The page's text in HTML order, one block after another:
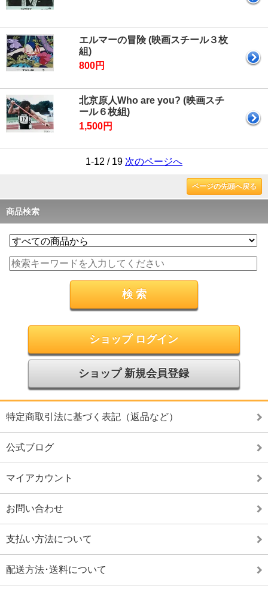
エルマーの冒険 (映画スチール３枚
組)
800円
北京原人Who are you? (映画スチ
ール６枚組)
1,500円
1-12 / 19 次のページへ
ページの先頭へ戻る
商品検索
ショップ ログイン
ショップ 新規会員登録
特定商取引法に基づく表記（返品など）
公式ブログ
マイアカウント
お問い合わせ
支払い方法について
配送方法･送料について